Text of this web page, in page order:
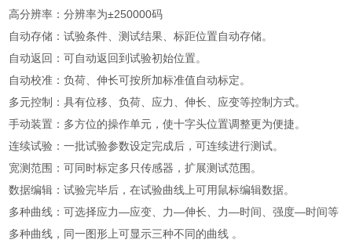
高分辨率：分辨率为±250000码
自动存储：试验条件、测试结果、标距位置自动存储。
自动返回：可自动返回到试验初始位置。
自动校准：负荷、伸长可按所加标准值自动标定。
多元控制：具有位移、负荷、应力、伸长、应变等控制方式。
手动装置：多方位的操作单元，使十字头位置调整更为便捷。
连续试验：一批试验参数设定完成后，可连续进行测试。
宽测范围：可同时标定多只传感器，扩展测试范围。
数据编辑：试验完毕后，在试验曲线上可用鼠标编辑数据。
多种曲线：可选择应力—应变、力—伸长、力—时间、强度—时间等
多种曲线，同一图形上可显示三种不同的曲线 。